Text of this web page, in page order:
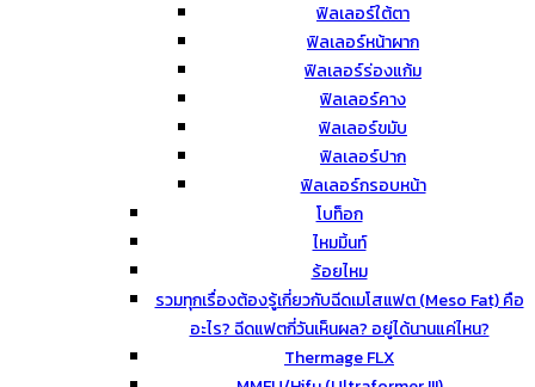
ฟิลเลอร์ใต้ตา
ฟิลเลอร์หน้าผาก
ฟิลเลอร์ร่องแก้ม
ฟิลเลอร์คาง
ฟิลเลอร์ขมับ
ฟิลเลอร์ปาก
ฟิลเลอร์กรอบหน้า
โบท็อก
ไหมมิ้นท์
ร้อยไหม
รวมทุกเรื่องต้องรู้เกี่ยวกับฉีดเมโสแฟต (Meso Fat) คือ
อะไร? ฉีดแฟตกี่วันเห็นผล? อยู่ได้นานแค่ไหน?
Thermage FLX